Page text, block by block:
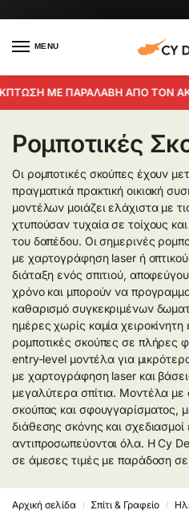
MENU
ΜΕ ΠΑΡΑΛΑΒΗ ΑΠΟ ΤΟΝ ΑΚΗ
Ρομποτικές
Οι ρομποτικές σκούπες έχουν
πραγματικά πρακτική οικιακή
μοντέλων μοιάζει ελάχιστα με
χτυπούσαν τυχαία σε τοίχους
του δαπέδου. Οι σημερινές
με χαρτογράφηση laser ή
διάταξη ενός σπιτιού,
χρόνο και μπορούν να
καθαρισμό συγκεκριμένων
ημέρες χωρίς καμία
ρομποτικές σκούπες σε
entry-level μοντέλα για
με χαρτογράφηση laser και
μεγαλύτερα σπίτια. Μοντέλα με
σκούπας και σφουγγαρίσματος,
διάθεσης σκόνης και σχεδιασμοί
αντιπροσωπεύονται όλα. Η Cy
σε άμεσες τιμές με παράδοση
Αρχική σελίδα / Σπίτι & Γραφείο /